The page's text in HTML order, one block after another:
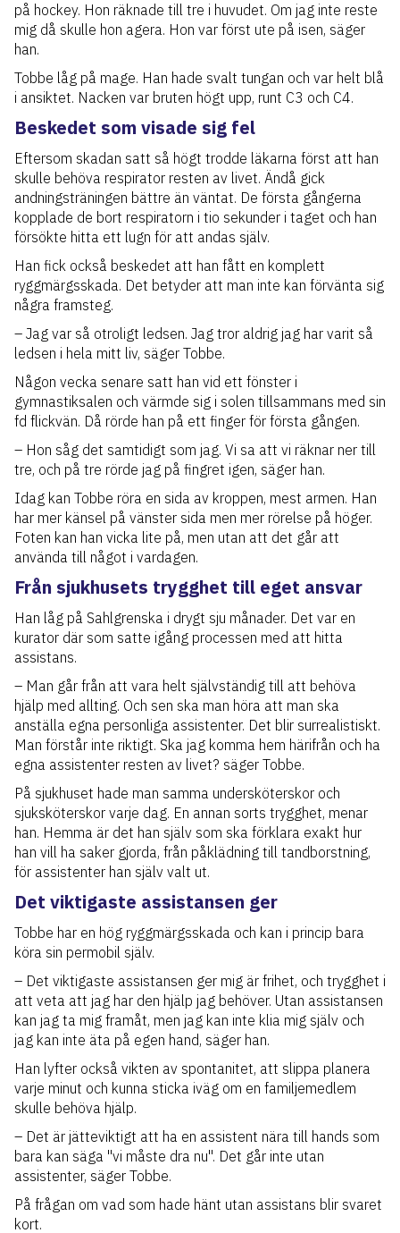
på hockey. Hon räknade till tre i huvudet. Om jag inte reste
mig då skulle hon agera. Hon var först ute på isen, säger
han.
Tobbe låg på mage. Han hade svalt tungan och var helt blå
i ansiktet. Nacken var bruten högt upp, runt C3 och C4.
Beskedet som visade sig fel
Eftersom skadan satt så högt trodde läkarna först att han
skulle behöva respirator resten av livet. Ändå gick
andningsträningen bättre än väntat. De första gångerna
kopplade de bort respiratorn i tio sekunder i taget och han
försökte hitta ett lugn för att andas själv.
Han fick också beskedet att han fått en komplett
ryggmärgsskada. Det betyder att man inte kan förvänta sig
några framsteg.
– Jag var så otroligt ledsen. Jag tror aldrig jag har varit så
ledsen i hela mitt liv, säger Tobbe.
Någon vecka senare satt han vid ett fönster i
gymnastiksalen och värmde sig i solen tillsammans med sin
fd flickvän. Då rörde han på ett finger för första gången.
– Hon såg det samtidigt som jag. Vi sa att vi räknar ner till
tre, och på tre rörde jag på fingret igen, säger han.
Idag kan Tobbe röra en sida av kroppen, mest armen. Han
har mer känsel på vänster sida men mer rörelse på höger.
Foten kan han vicka lite på, men utan att det går att
använda till något i vardagen.
Från sjukhusets trygghet till eget ansvar
Han låg på Sahlgrenska i drygt sju månader. Det var en
kurator där som satte igång processen med att hitta
assistans.
– Man går från att vara helt självständig till att behöva
hjälp med allting. Och sen ska man höra att man ska
anställa egna personliga assistenter. Det blir surrealistiskt.
Man förstår inte riktigt. Ska jag komma hem härifrån och ha
egna assistenter resten av livet? säger Tobbe.
På sjukhuset hade man samma undersköterskor och
sjuksköterskor varje dag. En annan sorts trygghet, menar
han. Hemma är det han själv som ska förklara exakt hur
han vill ha saker gjorda, från påklädning till tandborstning,
för assistenter han själv valt ut.
Det viktigaste assistansen ger
Tobbe har en hög ryggmärgsskada och kan i princip bara
köra sin permobil själv.
– Det viktigaste assistansen ger mig är frihet, och trygghet i
att veta att jag har den hjälp jag behöver. Utan assistansen
kan jag ta mig framåt, men jag kan inte klia mig själv och
jag kan inte äta på egen hand, säger han.
Han lyfter också vikten av spontanitet, att slippa planera
varje minut och kunna sticka iväg om en familjemedlem
skulle behöva hjälp.
– Det är jätteviktigt att ha en assistent nära till hands som
bara kan säga "vi måste dra nu". Det går inte utan
assistenter, säger Tobbe.
På frågan om vad som hade hänt utan assistans blir svaret
kort.